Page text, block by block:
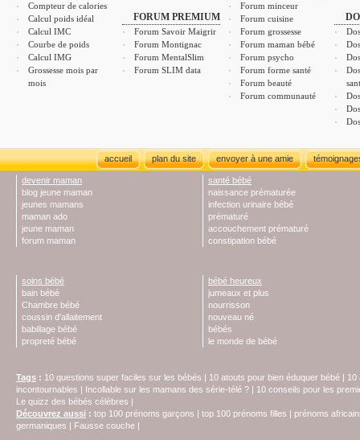
Compteur de calories
Calcul poids idéal
Calcul IMC
Courbe de poids
Calcul IMG
Grossesse mois par
mois
FORUM PREMIUM
Forum Savoir Maigrir
Forum Montignac
Forum MentalSlim
Forum SLIM data
Forum minceur
Forum cuisine
Forum grossesse
Forum maman bébé
Forum psycho
Forum forme santé
Forum beauté
Forum communauté
accueil plan du site envoyer à une amie
devenir maman
blog jeune maman
jeunes mamans
maman ado
jeune maman
forum maman
santé bébé
naissance prématurée
infection urinaire bébé
prématuré
accouchement prématuré
constipation bébé
soins bébé
bain bébé
Chambre bébé
coussin d'allaitement
babillage bébé
propreté bébé
bébé heureux
jumeaux et plus
nourrisson
nouveau né
bébés
le monde de bébé
Tags : 10 questions super faciles sur les bébés | 10 atouts pour bien éduquer bébé | 10
incontournables | Incollable sur les mamans des série-télé ? | 10 conseils pour les
Le quizz des bébés célèbres |
Découvrez aussi : top 100 prénoms garçons | top 100 prénoms filles | prénoms
germaniques | Fausse couche |